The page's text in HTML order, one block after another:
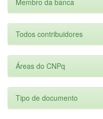
Membro da banca
Todos contribuidores
Áreas do CNPq
Tipo de documento